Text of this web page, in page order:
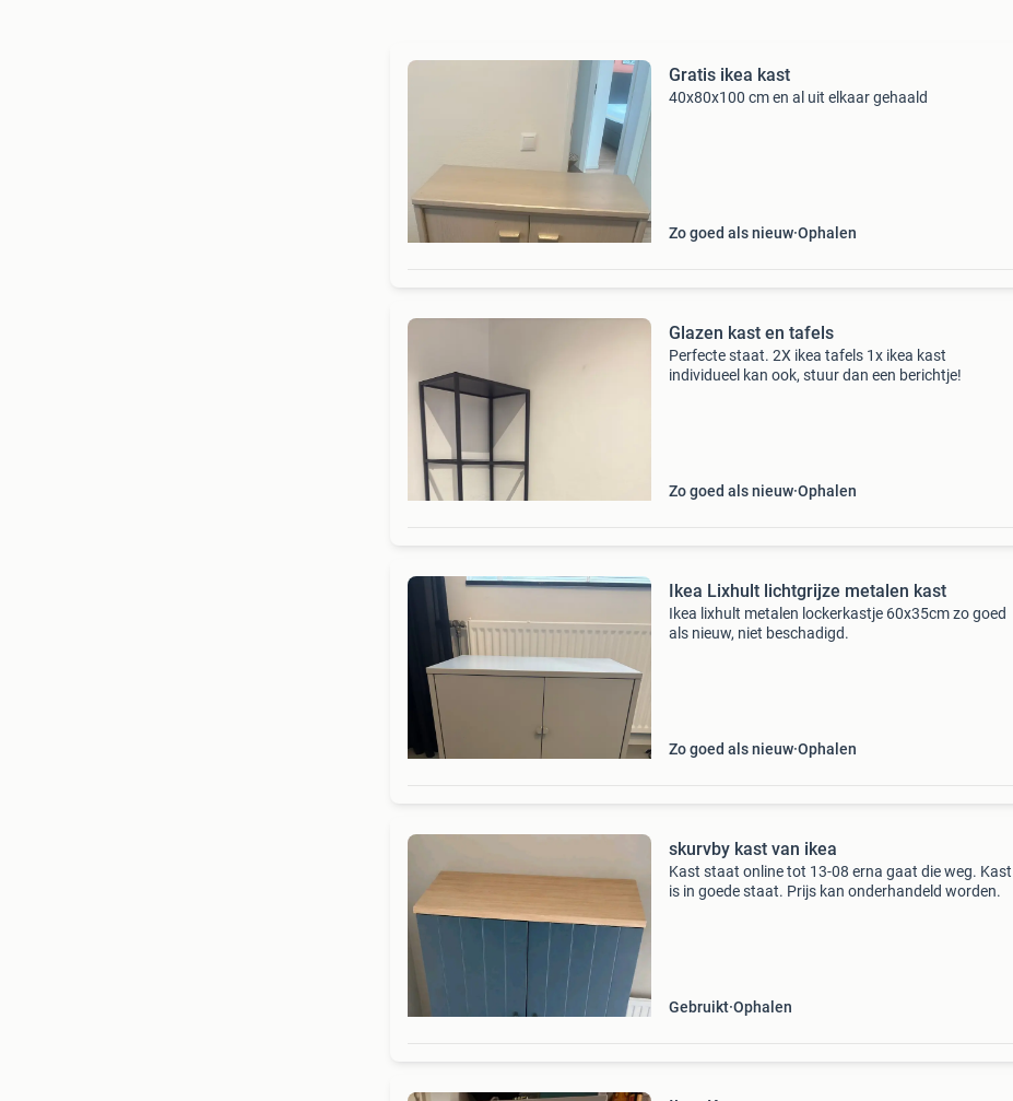
Gratis ikea kast
40x80x100 cm en al uit elkaar gehaald
Zo goed als nieuw Ophalen
Glazen kast en tafels
Perfecte staat. 2X ikea tafels 1x ikea kast
individueel kan ook, stuur dan een berichtje!
Zo goed als nieuw Ophalen
Ikea Lixhult lichtgrijze metalen kast
Ikea lixhult metalen lockerkastje 60x35cm zo goed
als nieuw, niet beschadigd.
Zo goed als nieuw Ophalen
skurvby kast van ikea
Kast staat online tot 13-08 erna gaat die weg. Kast
is in goede staat. Prijs kan onderhandeld worden.
Gebruikt Ophalen